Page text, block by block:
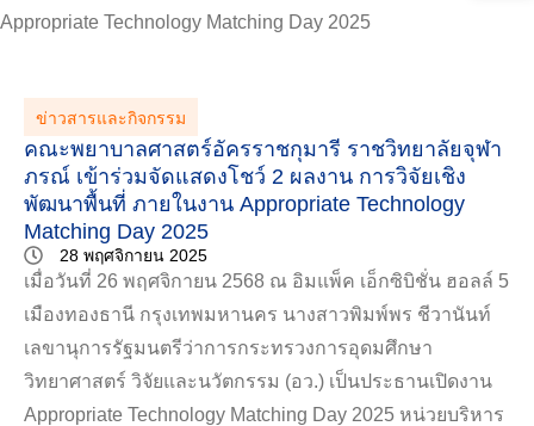
Appropriate Technology Matching Day 2025
ข่าวสารและกิจกรรม
คณะพยาบาลศาสตร์อัครราชกุมารี ราชวิทยาลัยจุฬา
ภรณ์ เข้าร่วมจัดแสดงโชว์ 2 ผลงาน การวิจัยเชิง
พัฒนาพื้นที่ ภายในงาน Appropriate Technology
Matching Day 2025
28 พฤศจิกายน 2025
เมื่อวันที่ 26 พฤศจิกายน 2568 ณ อิมแพ็ค เอ็กซิบิชั่น ฮอลล์ 5
เมืองทองธานี กรุงเทพมหานคร นางสาวพิมพ์พร ชีวานันท์
เลขานุการรัฐมนตรีว่าการกระทรวงการอุดมศึกษา
วิทยาศาสตร์ วิจัยและนวัตกรรม (อว.) เป็นประธานเปิดงาน
Appropriate Technology Matching Day 2025 หน่วยบริหาร